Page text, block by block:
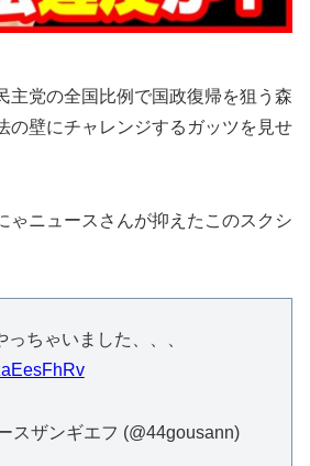
党の全国比例で国政復帰を狙う森
の壁にチャレンジするガッツを見せ
ニュースさんが抑えたこのスクシ
ちゃいました、、、
スザンギエフ (@44gousann)